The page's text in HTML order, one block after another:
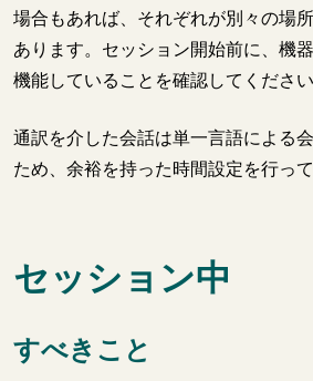
場合もあれば、それぞれが別々の場
あります。セッション開始前に、機
機能していることを確認してください
通訳を介した会話は単一言語による
ため、余裕を持った時間設定を行って
セッション中
すべきこと